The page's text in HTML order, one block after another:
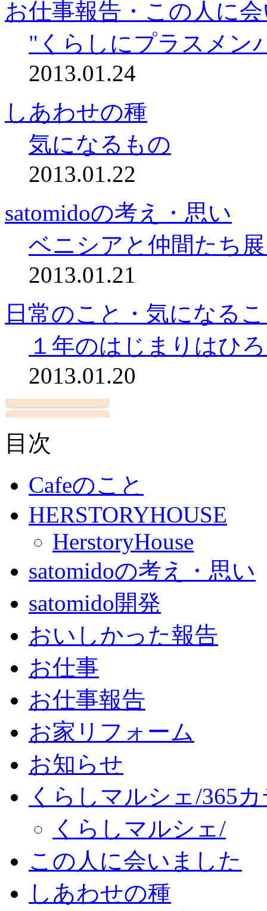
お仕事報告・この人に
"くらしにプラスメン
2013.01.24
しあわせの種
気になるもの
2013.01.22
satomidoの考え・思い
ベニシアと仲間たち
2013.01.21
日常のこと・気になる
１年のはじまりはひ
2013.01.20
目次
Cafeのこと
HERSTORYHOUSE
HerstoryHouse
satomidoの考え・思い
satomido開発
おいしかった報告
お仕事
お仕事報告
お家リフォーム
お知らせ
くらしマルシェ/365
くらしマルシェ/
この人に会いました
しあわせの種